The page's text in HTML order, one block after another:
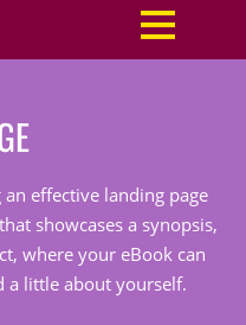
effective landing page
showcases a synopsis,
where your eBook can
a little about yourself.